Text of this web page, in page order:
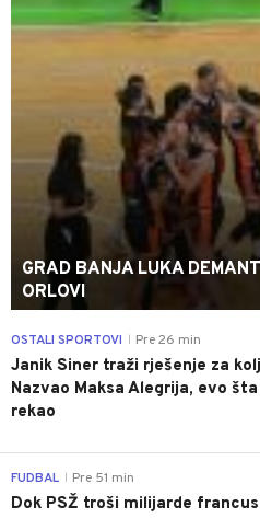
GRAD BANJA LUKA
ORLOVI
OSTALI SPORTOVI Pre 26 min
Janik Siner traži rješenje za
Nazvao Maksa Alegrija, evo
rekao
FUDBAL Pre 51 min
Dok PSŽ troši milijarde